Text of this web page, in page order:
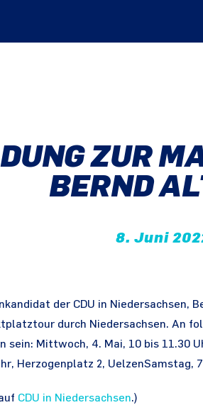
ZUR
BERND
8. Juni
der CDU in
durch Niedersachsen. An
sein: Mittwoch, 4. Mai, 10 bis 11.30
Herzogenplatz 2, UelzenSamstag,
CDU in Niedersachsen.)